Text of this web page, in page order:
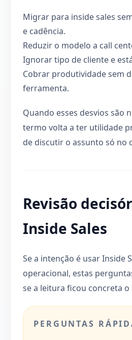
Migrar para inside sales
e cadência.
Reduzir o modelo a call
Ignorar tipo de cliente e
Cobrar produtividade sem
ferramenta.
Quando esses desvios são
termo volta a ter utilidade
de discutir o assunto só no
Revisão
Inside Sales
Se a intenção é usar Inside
operacional, estas
se a leitura ficou concreta o
PERGUNTAS